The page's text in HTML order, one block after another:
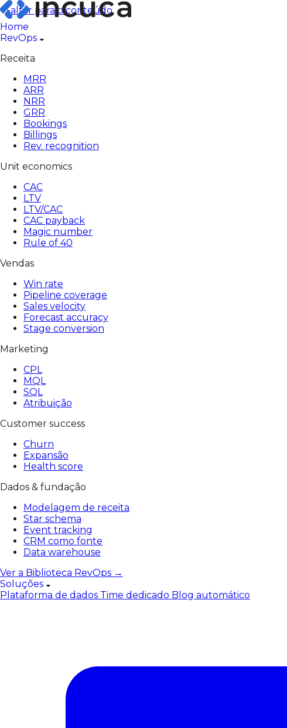
Pular
para
o
conteúdo
Saltar para o conteúdo
Home
RevOps
Receita
MRR
ARR
NRR
GRR
Bookings
Billings
Rev. recognition
Unit economics
CAC
LTV
LTV/CAC
CAC payback
Magic number
Rule of 40
Vendas
Win rate
Pipeline coverage
Sales velocity
Forecast accuracy
Stage conversion
Marketing
CPL
MQL
SQL
Atribuição
Customer success
Churn
Expansão
Health score
Dados & fundação
Modelagem de receita
Star schema
Event tracking
CRM como fonte
Data warehouse
Ver a Biblioteca RevOps →
Soluções
Plataforma de dados Time dedicado Blog automático